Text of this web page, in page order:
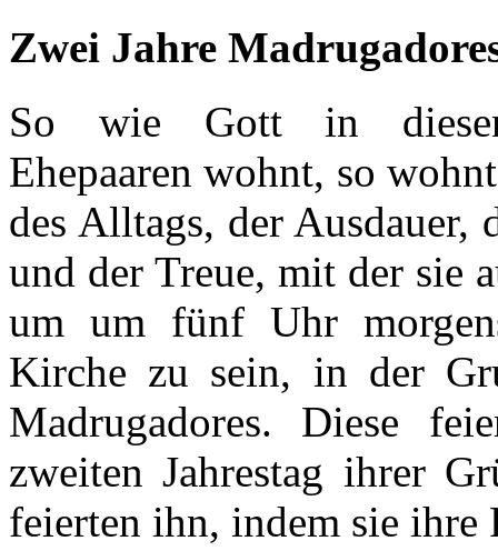
Zwei Jahre
So wie Gott in
Ehepaaren wohnt, so
des Alltags, der Ausdauer,
und der Treue, mit der sie
um um fünf Uhr
Kirche zu sein, in der
Madrugadores. Diese
zweiten Jahrestag ihrer
feierten ihn, indem sie ihre